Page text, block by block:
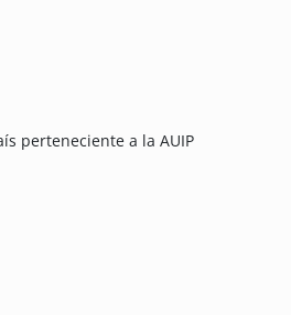
perteneciente a la AUIP